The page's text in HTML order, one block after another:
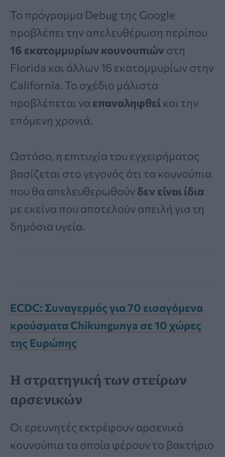
Το πρόγραμμα Debug της Google
προβλέπει την απελευθέρωση περίπου
16 εκατομμυρίων κουνουπιών στη
Florida και άλλων 16 εκατομμυρίων στην
California. Το σχέδιο μάλιστα
προβλέπεται να επαναληφθεί και την
επόμενη χρονιά.
Ωστόσο, η επιτυχία του εγχειρήματος
βασίζεται στο γεγονός ότι τα κουνούπια
που θα απελευθερωθούν δεν είναι ίδια
με εκείνα που αποτελούν απειλή για τη
δημόσια υγεία.
ECDC: Συναγερμός για 70 εισαγόμενα
κρούσματα Chikungunya σε 10 χώρες
της Ευρώπης
Η στρατηγική των στείρων
αρσενικών
Οι ερευνητές εκτρέφουν αρσενικά
κουνούπια τα οποία φέρουν το βακτήριο